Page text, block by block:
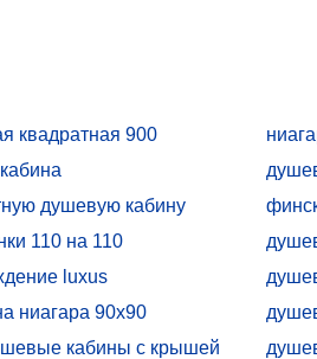
квадратная 900
душевую кабину
110 на 110
luxus
ниагара 90х90
кабины с крышей